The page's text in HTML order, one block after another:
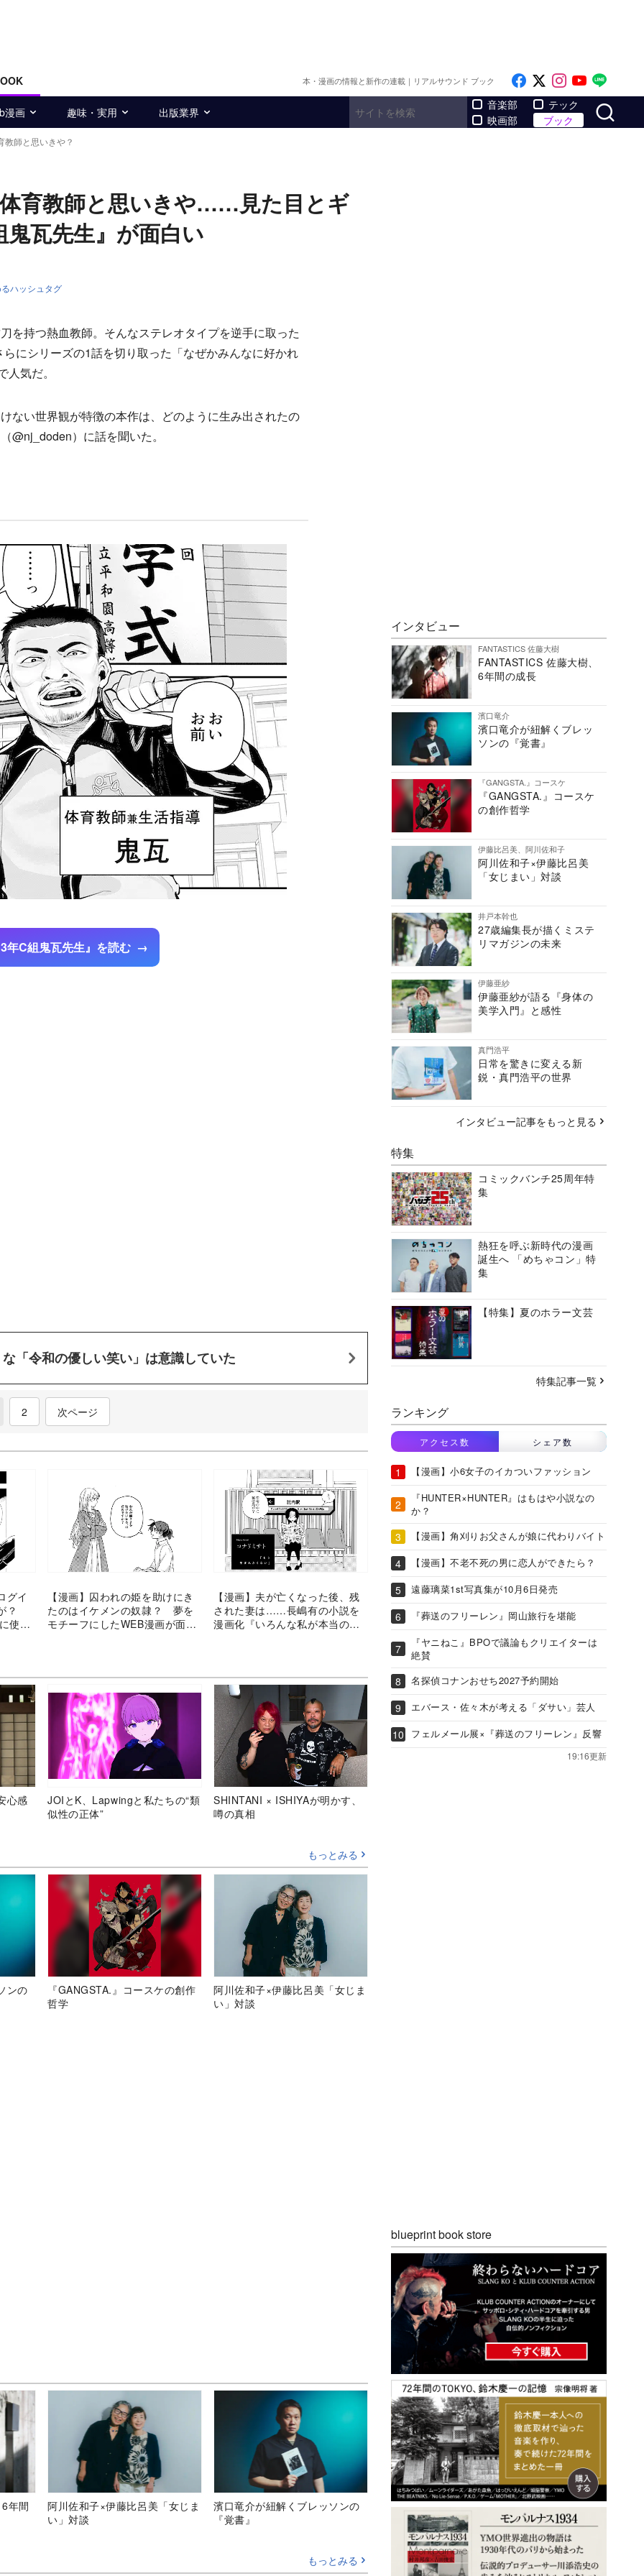
本・漫画の情報と新作の連載｜リアルサウンド ブック Like on Facebook
Follow on x
Follow on
Follow
漫画 趣味・実用 出版業界
音楽部
映画部
テック
ブック
教師と思いきや？
育教師と思いきや……見た目とギ
瓦先生』が面白い
ハッシュタグ
持つ熱血教師。そんなステレオタイプを逆手に取った
にシリーズの1話を切り取った「なぜかみんなに好かれ
気だ。
い世界観が特徴の本作は、どのように生み出されたの
@nj_doden）に話を聞いた。
年C組鬼瓦先生』を読む
「令和の優しい笑い」は意識していた
2 次ページ
グイ
？
使用
【漫画】囚われの姫を助けにき
たのはイケメンの奴隷？ 夢を
モチーフにしたWEB漫画が面白
【漫画】夫が亡くなった後、残
された妻は……長嶋有の小説を
漫画化『いろんな私が本当の
心感
JOIとK、Lapwingと私たちの“類
似性の正体”
SHINTANI × ISHIYAが明かす、
噂の真相
もっとみる
ンの
『GANGSTA.』コースケの創作
哲学
阿川佐和子×伊藤比呂美「女じま
い」対談
年間
阿川佐和子×伊藤比呂美「女じま
い」対談
濱口竜介が紐解くブレッソンの
『覚書』
もっとみる
インタビュー
FANTASTICS 佐藤大樹
FANTASTICS 佐藤大樹、
6年間の成長
濱口竜介
濱口竜介が紐解くブレッ
ソンの『覚書』
『GANGSTA.』コースケ
『GANGSTA.』コースケ
の創作哲学
伊藤比呂美、阿川佐和子
阿川佐和子×伊藤比呂美
「女じまい」対談
井戸本幹也
27歳編集長が描くミステ
リマガジンの未来
伊藤亜紗
伊藤亜紗が語る『身体の
美学入門』と感性
真門浩平
日常を驚きに変える新
鋭・真門浩平の世界
インタビュー記事をもっと見る
特集
コミックバンチ25周年特
集
熱狂を呼ぶ新時代の漫画
誕生へ 「めちゃコン」特
集
【特集】夏のホラー文芸
特集記事一覧
ランキング
アクセス数 シェア数
【漫画】小6女子のイカついファッション
『HUNTER×HUNTER』はもはや小説なの
か？
【漫画】角刈りお父さんが娘に代わりバイト
【漫画】不老不死の男に恋人ができたら？
遠藤璃菜1st写真集が10月6日発売
『葬送のフリーレン』岡山旅行を堪能
『ヤニねこ』BPOで議論もクリエイターは
絶賛
名探偵コナンおせち2027予約開始
エバース・佐々木が考える「ダサい」芸人
フェルメール展×『葬送のフリーレン』反響
19:16更新
blueprint book store